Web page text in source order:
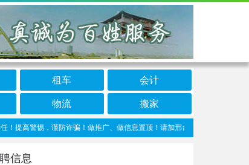
租车 会计
物流 搬家
高警惕，谨防诈骗！做推广、做信息置顶！请加邢台123客服微信：
信息